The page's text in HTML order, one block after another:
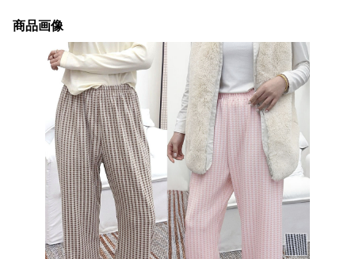
商品画像